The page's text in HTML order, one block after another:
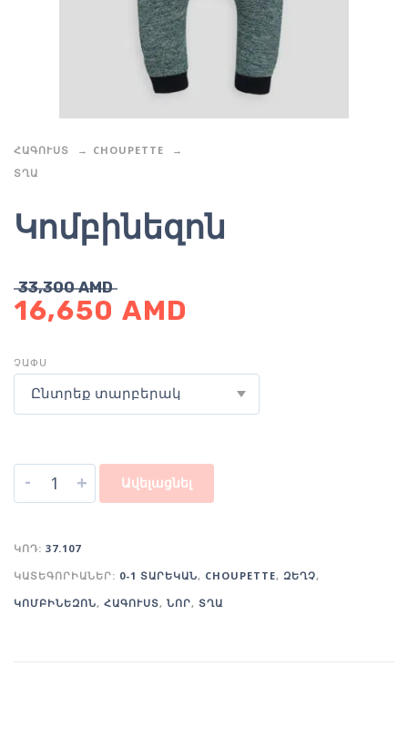
ՀԱԳՈՒՍՏ
CHOUPETTE
ՏՂԱ
Կոմբինեզոն
33,300AMD
16,650 AMD
ՉԱՓՍ
Ընտրեք տարբերակ
- + Ավելացնել
ԿՈԴ: 37.107
ԿԱՏԵԳՈՐԻԱՆԵՐ: 0-1 ՏԱՐԵԿԱՆ, CHOUPETTE, ԶԵՂՉ,
ԿՈՄԲԻՆԵԶՈՆ, ՀԱԳՈՒՍՏ, ՆՈՐ, ՏՂԱ